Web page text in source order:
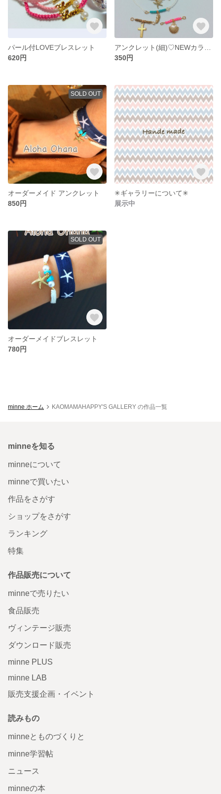
パール付LOVEブレスレット
620円
350円
SOLD OUT
オーダーメイド アンクレット
850円
✳︎ギャラリーについて✳︎
展示中
SOLD OUT
オーダーメイドブレスレット
780円
minne ホーム KAOMAMAHAPPY'S GALLERY の作品一覧
minneを知る
minneについて
minneで買いたい
作品をさがす
ショップをさがす
ランキング
特集
作品販売について
minneで売りたい
食品販売
ヴィンテージ販売
ダウンロード販売
minne PLUS
minne LAB
販売支援企画・イベント
読みもの
minneとものづくりと
minne学習帖
ニュース
minneの本